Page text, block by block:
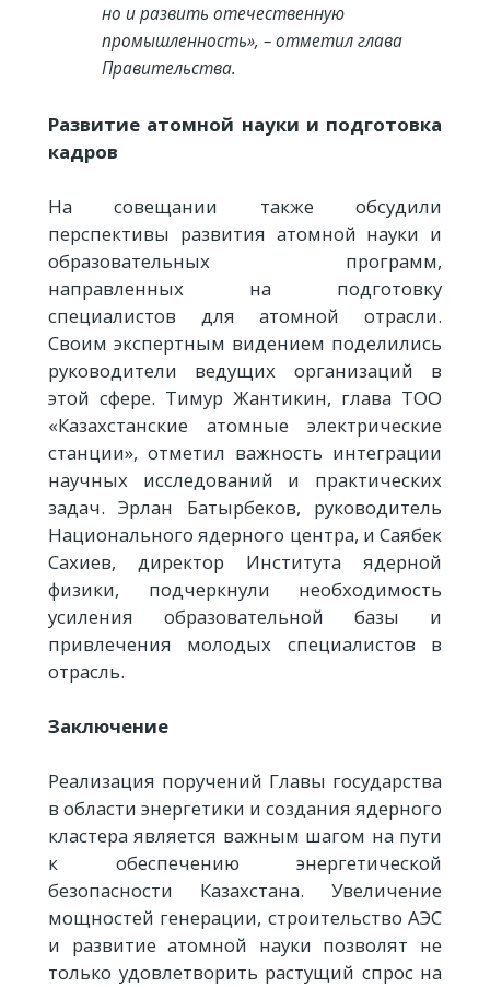
но и развить отечественную
промышленность», – отметил глава
Правительства.
Развитие атомной науки и подготовка
кадров
На совещании также обсудили
перспективы развития атомной науки и
образовательных программ,
направленных на подготовку
специалистов для атомной отрасли.
Своим экспертным видением поделились
руководители ведущих организаций в
этой сфере. Тимур Жантикин, глава ТОО
«Казахстанские атомные электрические
станции», отметил важность интеграции
научных исследований и практических
задач. Эрлан Батырбеков, руководитель
Национального ядерного центра, и Саябек
Сахиев, директор Института ядерной
физики, подчеркнули необходимость
усиления образовательной базы и
привлечения молодых специалистов в
отрасль.
Заключение
Реализация поручений Главы государства
в области энергетики и создания ядерного
кластера является важным шагом на пути
к обеспечению энергетической
безопасности Казахстана. Увеличение
мощностей генерации, строительство АЭС
и развитие атомной науки позволят не
только удовлетворить растущий спрос на